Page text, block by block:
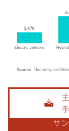
画像 © Mordor